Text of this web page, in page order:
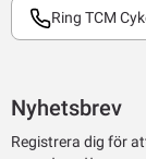
Ring TCM
Nyhetsbrev
Registrera dig för